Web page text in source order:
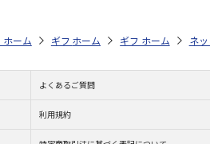
元・夏ギフト特集 2026 お菓子・スイーツ
ストア お中元・夏ギフト特集 2026
ホーム ギフトストア お中元・夏ギフト
ホーム ギフトストア お
ホーム ネ
よくあるご質問
利用規約